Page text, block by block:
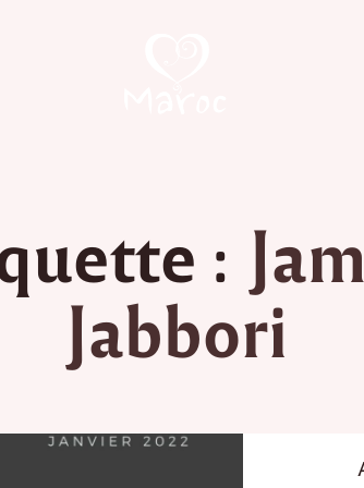
:
Jabbori